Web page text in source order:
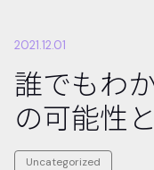
2021.12.01
誰でもわ
の可能性
Uncategorized